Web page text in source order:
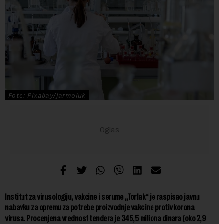
Foto: Pixabay/jarmoluk
Institut za virusologiju, vakcine i serume „Torlak“ je raspisao javnu
nabavku za opremu za potrebe proizvodnje vakcine protiv korona
virusa. Procenjena vrednost tendera je 345,5 miliona dinara (oko 2,9